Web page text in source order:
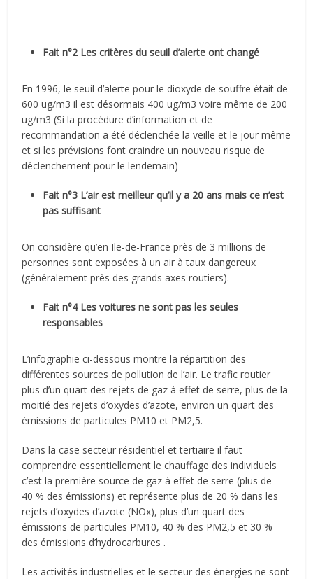
Fait n°2 Les critères du seuil d’alerte ont changé
En 1996, le seuil d’alerte pour le dioxyde de souffre était de
600 ug/m3 il est désormais 400 ug/m3 voire même de 200
ug/m3 (Si la procédure d’information et de
recommandation a été déclenchée la veille et le jour même
et si les prévisions font craindre un nouveau risque de
déclenchement pour le lendemain)
Fait n°3 L’air est meilleur qu’il y a 20 ans mais ce n’est
pas suffisant
On considère qu’en Ile-de-France près de 3 millions de
personnes sont exposées à un air à taux dangereux
(généralement près des grands axes routiers).
Fait n°4 Les voitures ne sont pas les seules
responsables
L’infographie ci-dessous montre la répartition des
différentes sources de pollution de l’air. Le trafic routier
plus d’un quart des rejets de gaz à effet de serre, plus de la
moitié des rejets d’oxydes d’azote, environ un quart des
émissions de particules PM10 et PM2,5.
Dans la case secteur résidentiel et tertiaire il faut
comprendre essentiellement le chauffage des individuels
c’est la première source de gaz à effet de serre (plus de
40 % des émissions) et représente plus de 20 % dans les
rejets d’oxydes d’azote (NOx), plus d’un quart des
émissions de particules PM10, 40 % des PM2,5 et 30 %
des émissions d’hydrocarbures .
Les activités industrielles et le secteur des énergies ne sont